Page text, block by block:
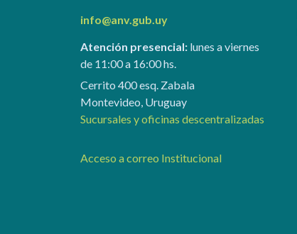
info@anv.gub.uy
Atención presencial:lunes a viernes
de 11:00 a 16:00 hs.
Cerrito 400 esq. Zabala
Montevideo, Uruguay
Sucursales y oficinas descentralizadas
Acceso a correo Institucional